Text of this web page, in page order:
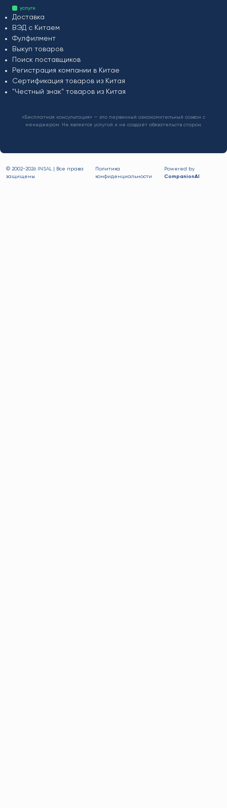
услуги
Доставка
ВЭД с Китаем
Фулфилмент
Выкуп товаров
Поиск поставщиков
Регистрация компании в Китае
Сертификация товаров из Китая
"Честный знак" товаров из Китая
«Бесплатная консультация» — это первичный ознакомительный созвон с
менеджером. Не является услугой и не создаёт обязательств сторон.
© 2002-2026 INSAL | Все права
защищены
Политика
конфиденциальности
Powered by
CompanionAI